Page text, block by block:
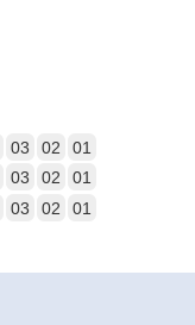
03 02 01
03 02 01
03 02
01